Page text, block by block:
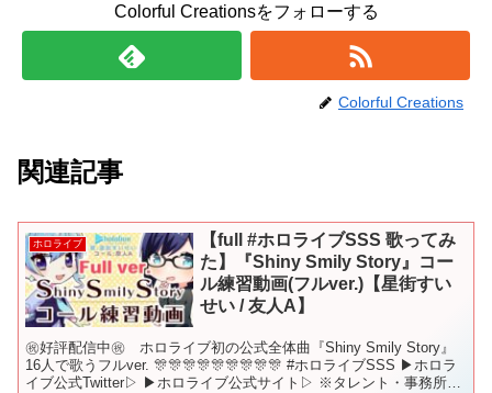
Colorful Creationsをフォローする
Colorful Creations
関連記事
ホロライブ
【full #ホロライブSSS 歌ってみ
た】『Shiny Smily Story』コー
ル練習動画(フルver.)【星街すい
せい / 友人A】
㊗好評配信中㊗ ホロライブ初の公式全体曲『Shiny Smily Story』
16人で歌うフルver. 🎊🎊🎊🎊🎊🎊🎊🎊🎊 #ホロライブSSS ▶ホロラ
イブ公式Twitter▷ ▶ホロライブ公式サイト▷ ※タレント・事務所ス